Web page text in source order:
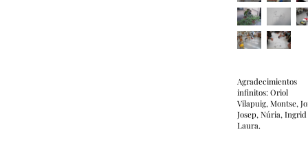
Agradecimientos
infinitos: Oriol
Vilapuig, Montse,
Josep, Núria,
Laura.